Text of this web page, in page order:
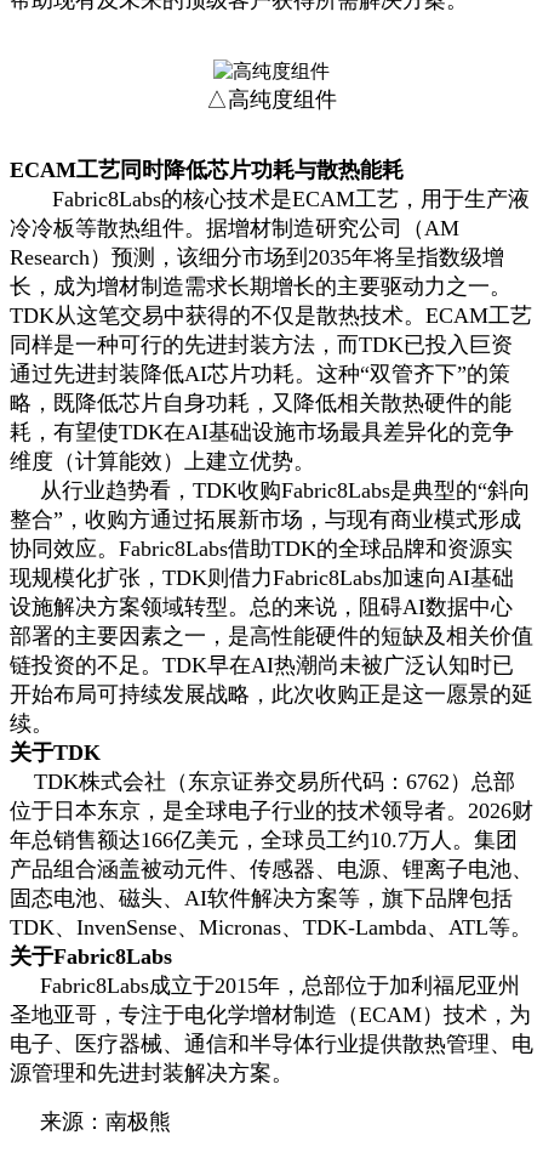
△高纯度组件
ECAM工艺同时降低芯片功耗与散热能耗
Fabric8Labs的核心技术是ECAM工艺，用于生产液
冷冷板等散热组件。据增材制造研究公司（AM
Research）预测，该细分市场到2035年将呈指数级增
长，成为增材制造需求长期增长的主要驱动力之一。
TDK从这笔交易中获得的不仅是散热技术。ECAM工艺
同样是一种可行的先进封装方法，而TDK已投入巨资
通过先进封装降低AI芯片功耗。这种“双管齐下”的策
略，既降低芯片自身功耗，又降低相关散热硬件的能
耗，有望使TDK在AI基础设施市场最具差异化的竞争
维度（计算能效）上建立优势。
从行业趋势看，TDK收购Fabric8Labs是典型的“斜向
整合”，收购方通过拓展新市场，与现有商业模式形成
协同效应。Fabric8Labs借助TDK的全球品牌和资源实
现规模化扩张，TDK则借力Fabric8Labs加速向AI基础
设施解决方案领域转型。总的来说，阻碍AI数据中心
部署的主要因素之一，是高性能硬件的短缺及相关价值
链投资的不足。TDK早在AI热潮尚未被广泛认知时已
开始布局可持续发展战略，此次收购正是这一愿景的延
续。
关于TDK
TDK株式会社（东京证券交易所代码：6762）总部
位于日本东京，是全球电子行业的技术领导者。2026财
年总销售额达166亿美元，全球员工约10.7万人。集团
产品组合涵盖被动元件、传感器、电源、锂离子电池、
固态电池、磁头、AI软件解决方案等，旗下品牌包括
TDK、InvenSense、Micronas、TDK-Lambda、ATL等。
关于Fabric8Labs
Fabric8Labs成立于2015年，总部位于加利福尼亚州
圣地亚哥，专注于电化学增材制造（ECAM）技术，为
电子、医疗器械、通信和半导体行业提供散热管理、电
源管理和先进封装解决方案。
来源：南极熊